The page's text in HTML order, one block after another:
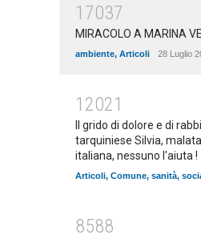
17037
MIRACOLO A MARINA
ambiente, Articoli 28 Luglio
12021
Il grido di dolore e di
tarquiniese Silvia,
italiana, nessuno l'aiuta !
Articoli, Comune, sanità,
8588